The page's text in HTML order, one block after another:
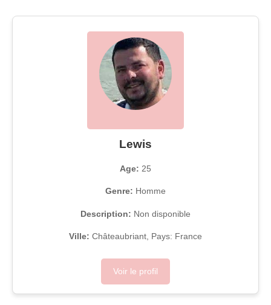
Lewis
Age: 25
Genre: Homme
Description: Non disponible
Ville: Châteaubriant, Pays: France
Voir le profil